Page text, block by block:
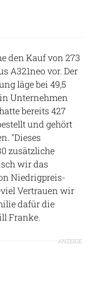
den Kauf von 273
A321neo vor. Der
läge bei 49,5
Unternehmen
bereits 427
und gehört
"Dieses
zusätzliche
wir das
Niedrigpreis-
Vertrauen wir
dafür die
Franke.
ANZEIGE